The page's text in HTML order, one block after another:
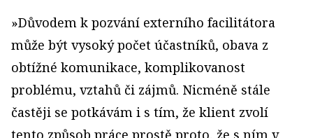
»Důvodem k pozvání externího facilitátora
může být vysoký počet účastníků, obava z
obtížné komunikace, komplikovanost
problému, vztahů či zájmů. Nicméně stále
častěji se potkávám i s tím, že klient zvolí
tento způsob práce prostě proto, že s ním v